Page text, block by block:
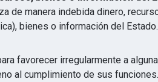
de manera indebida dinero,
bienes o información del Estado.
favorecer irregularmente a
al cumplimiento de sus